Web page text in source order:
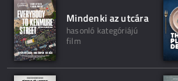
Mindenki az utcára
hasonló kategóriájú
film